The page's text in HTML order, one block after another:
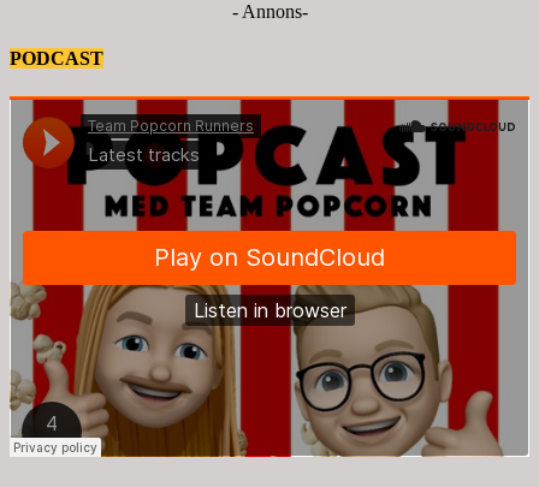
- Annons-
PODCAST